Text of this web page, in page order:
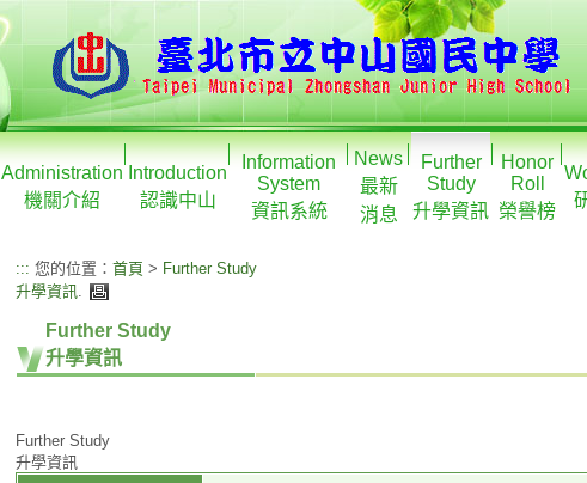
Administration
機關介紹
Introduction
認識中山
Information
System
資訊系統
News
最新
消息
Further
Study
升學資訊
Honor
Roll
榮譽榜
::: 您的位置： 首頁 > Further Study
升學資訊.
Further Study
升學資訊
Further Study
升學資訊